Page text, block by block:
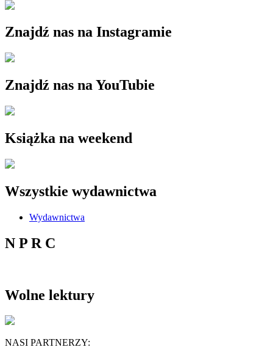
Znajdź nas na Instagramie
Znajdź nas na YouTubie
Książka na weekend
Wszystkie wydawnictwa
Wydawnictwa
N P R C
Wolne lektury
NASI PARTNERZY: